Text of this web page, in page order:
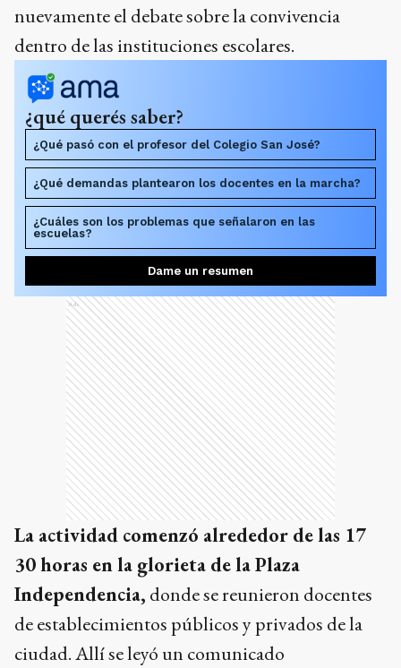
nuevamente el debate sobre la convivencia
dentro de las instituciones escolares.
¿qué querés saber?
¿Qué pasó con el profesor del Colegio San José?
¿Qué demandas plantearon los docentes en la marcha?
¿Cuáles son los problemas que señalaron en las
escuelas?
Dame un resumen
Ads
La actividad comenzó alrededor de las 17
30 horas en la glorieta de la Plaza
Independencia, donde se reunieron docentes
de establecimientos públicos y privados de la
ciudad. Allí se leyó un comunicado